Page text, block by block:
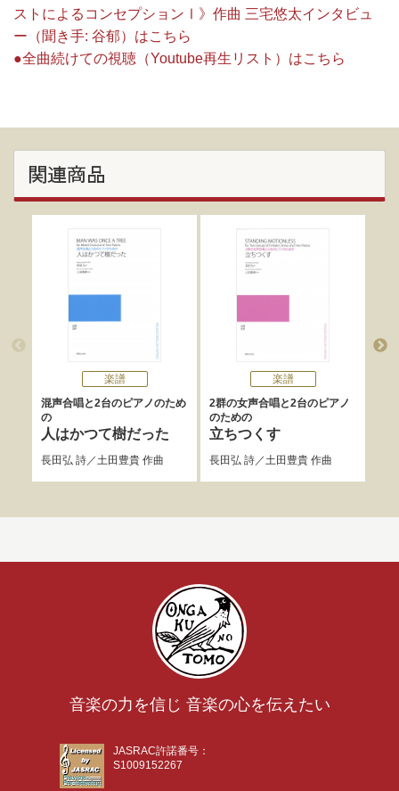
ストによるコンセプションⅠ》作曲 三宅悠太インタビュ
ー（聞き手: 谷郁）はこちら
●全曲続けての視聴（Youtube再生リスト）はこちら
関連商品
楽譜
混声合唱と2台のピアノのため
の
人はかつて樹だった
長田弘詩／土田豊貴作曲
楽譜
2群の女声合唱と2台のピアノ
のための
立ちつくす
長田弘詩／土田豊貴作曲
音楽の力を信じ 音楽の心を伝えたい
JASRAC許諾番号：
S1009152267